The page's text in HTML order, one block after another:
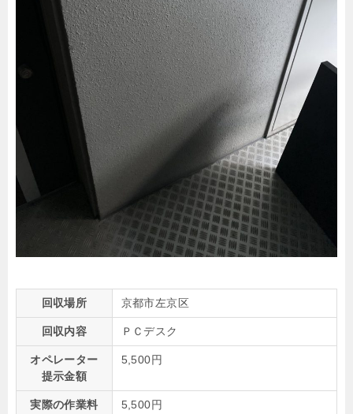
回収場所 京都市左京区
回収内容 ＰＣデスク
オペレーター
提示金額
5,500円
実際の作業料
5,500円